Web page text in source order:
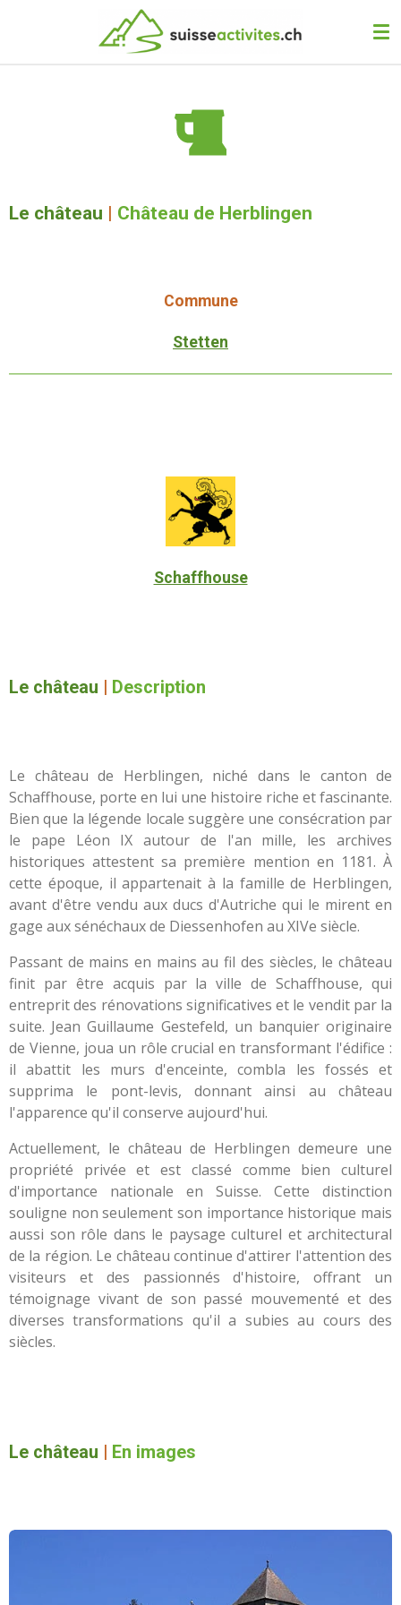
Le château | Château de Herblingen
Commune
Stetten
Schaffhouse
Le château Description
Le château de Herblingen, niché dans le canton de
Schaffhouse, porte en lui une histoire riche et fascinante.
Bien que la légende locale suggère une consécration par
le pape Léon IX autour de l'an mille, les archives
historiques attestent sa première mention en 1181. À
cette époque, il appartenait à la famille de Herblingen,
avant d'être vendu aux ducs d'Autriche qui le mirent en
gage aux sénéchaux de Diessenhofen au XIVe siècle.
Passant de mains en mains au fil des siècles, le château
finit par être acquis par la ville de Schaffhouse, qui
entreprit des rénovations significatives et le vendit par la
suite. Jean Guillaume Gestefeld, un banquier originaire
de Vienne, joua un rôle crucial en transformant l'édifice :
il abattit les murs d'enceinte, combla les fossés et
supprima le pont-levis, donnant ainsi au château
l'apparence qu'il conserve aujourd'hui.
Actuellement, le château de Herblingen demeure une
propriété privée et est classé comme bien culturel
d'importance nationale en Suisse. Cette distinction
souligne non seulement son importance historique mais
aussi son rôle dans le paysage culturel et architectural
de la région. Le château continue d'attirer l'attention des
visiteurs et des passionnés d'histoire, offrant un
témoignage vivant de son passé mouvementé et des
diverses transformations qu'il a subies au cours des
siècles.
Le château En images